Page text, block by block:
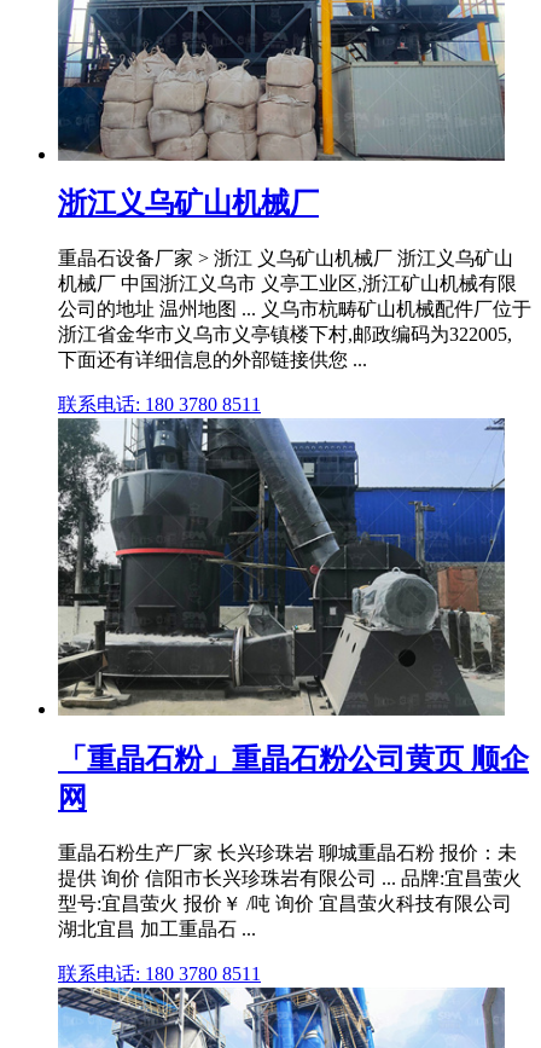
浙江义乌矿山机械厂
重晶石设备厂家 > 浙江 义乌矿山机械厂 浙江义乌矿山
机械厂 中国浙江义乌市 义亭工业区,浙江矿山机械有限
公司的地址 温州地图 ... 义乌市杭畴矿山机械配件厂位于
浙江省金华市义乌市义亭镇楼下村,邮政编码为322005,
下面还有详细信息的外部链接供您 ...
联系电话: 180 3780 8511
「重晶石粉」重晶石粉公司黄页 顺企
网
重晶石粉生产厂家 长兴珍珠岩 聊城重晶石粉 报价：未
提供 询价 信阳市长兴珍珠岩有限公司 ... 品牌:宜昌萤火
型号:宜昌萤火 报价￥ /吨 询价 宜昌萤火科技有限公司
湖北宜昌 加工重晶石 ...
联系电话: 180 3780 8511